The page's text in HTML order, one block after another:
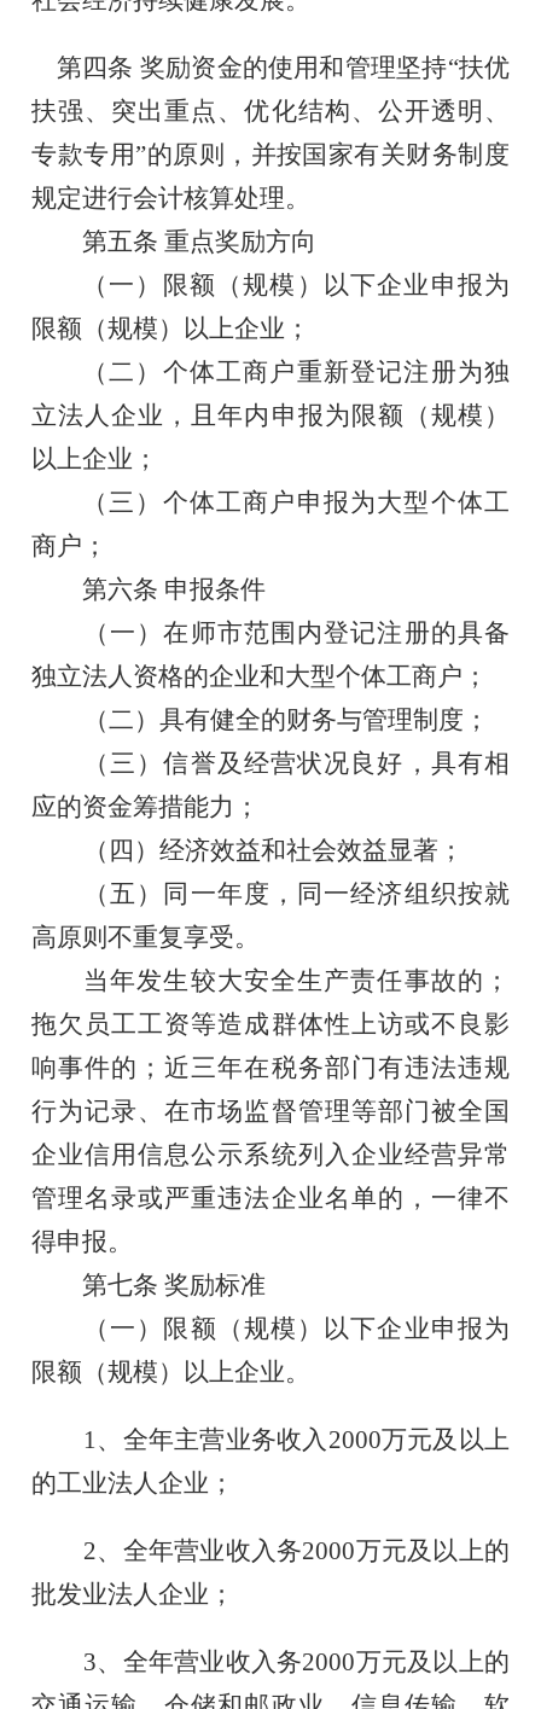
第四条 奖励资金的使用和管理坚持“扶优
扶强、突出重点、优化结构、公开透明、
专款专用”的原则，并按国家有关财务制度
规定进行会计核算处理。
第五条 重点奖励方向
（一）限额（规模）以下企业申报为
限额（规模）以上企业 ；
（二） 个体工商户重新登记注册为独
立法人企业 ，且年内申报为 限额（规模）
以上企业 ；
（三 ）个体工商户申报为大型个体工
商户 ；
第六条 申报条件
（一）在师市范围内登记注册的具备
独立法人资格的企业和大型个体工商户；
（二）具有健全的财务与管理制度；
（三）信誉及经营状况良好，具有相
应的资金筹措能力 ；
（四）经济效益和社会效益显著 ；
（五）
同一年度，同一经济组织按就
高原则不重复享受。
当年发生较大安全生产责任事故的；
拖欠员工工资等造成群体性上访或不良影
响事件的；近三年在税务部门有违法违规
行为记录、在市场监督管理等部门被全国
企业信用信息公示系统列入企业经营异常
管理名录或严重违法企业名单的，一律不
得申报。
第七条 奖励标准
（一） 限额（规模）以下企业申报为
限额（规模）以上企业。
1、全年主营业务收入2000万元及以上
的工业法人企业；
2、 全年营业收入务2000万元及以上的
批发业法人企业 ；
3、 全年营业收入务2000万元及以上的